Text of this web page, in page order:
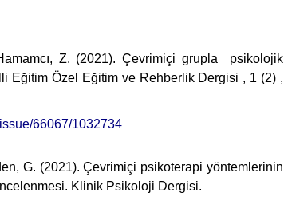
Z. (2021). Çevrimiçi grupla  psikolojik
Eğitim Özel Eğitim ve Rehberlik Dergisi , 1 (2) ,
66067/1032734
G. (2021). Çevrimiçi psikoterapi yöntemlerinin
Klinik Psikoloji Dergisi.